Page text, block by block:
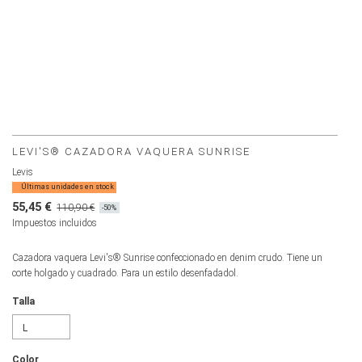
LEVI'S® CAZADORA VAQUERA SUNRISE
Levis
Últimas unidades en stock
55,45 € 110,90 € -50%
Impuestos incluidos
Cazadora vaquera Levi's® Sunrise confeccionado en denim crudo. Tiene un
corte holgado y cuadrado. Para un estilo desenfadadol.
Talla
Color